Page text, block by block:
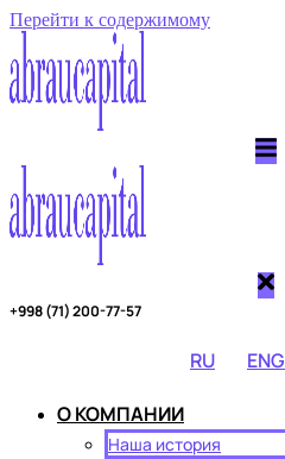
Перейти к содержимому
+998 (71) 200-77-57
RU ENG
О КОМПАНИИ
Наша история